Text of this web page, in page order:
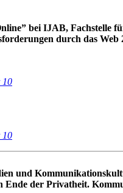
bei IJAB, Fachstelle
durch das
10
10
und
der Privatheit.